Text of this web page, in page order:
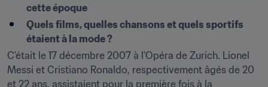
cette époque
Quels films, quelles chansons et quels sportifs
étaient à la mode ?
C'était le 17 décembre 2007 à l'Opéra de Zurich. Lionel
Messi et Cristiano Ronaldo, respectivement âgés de 20
et 22 ans, assistaient pour la première fois à la